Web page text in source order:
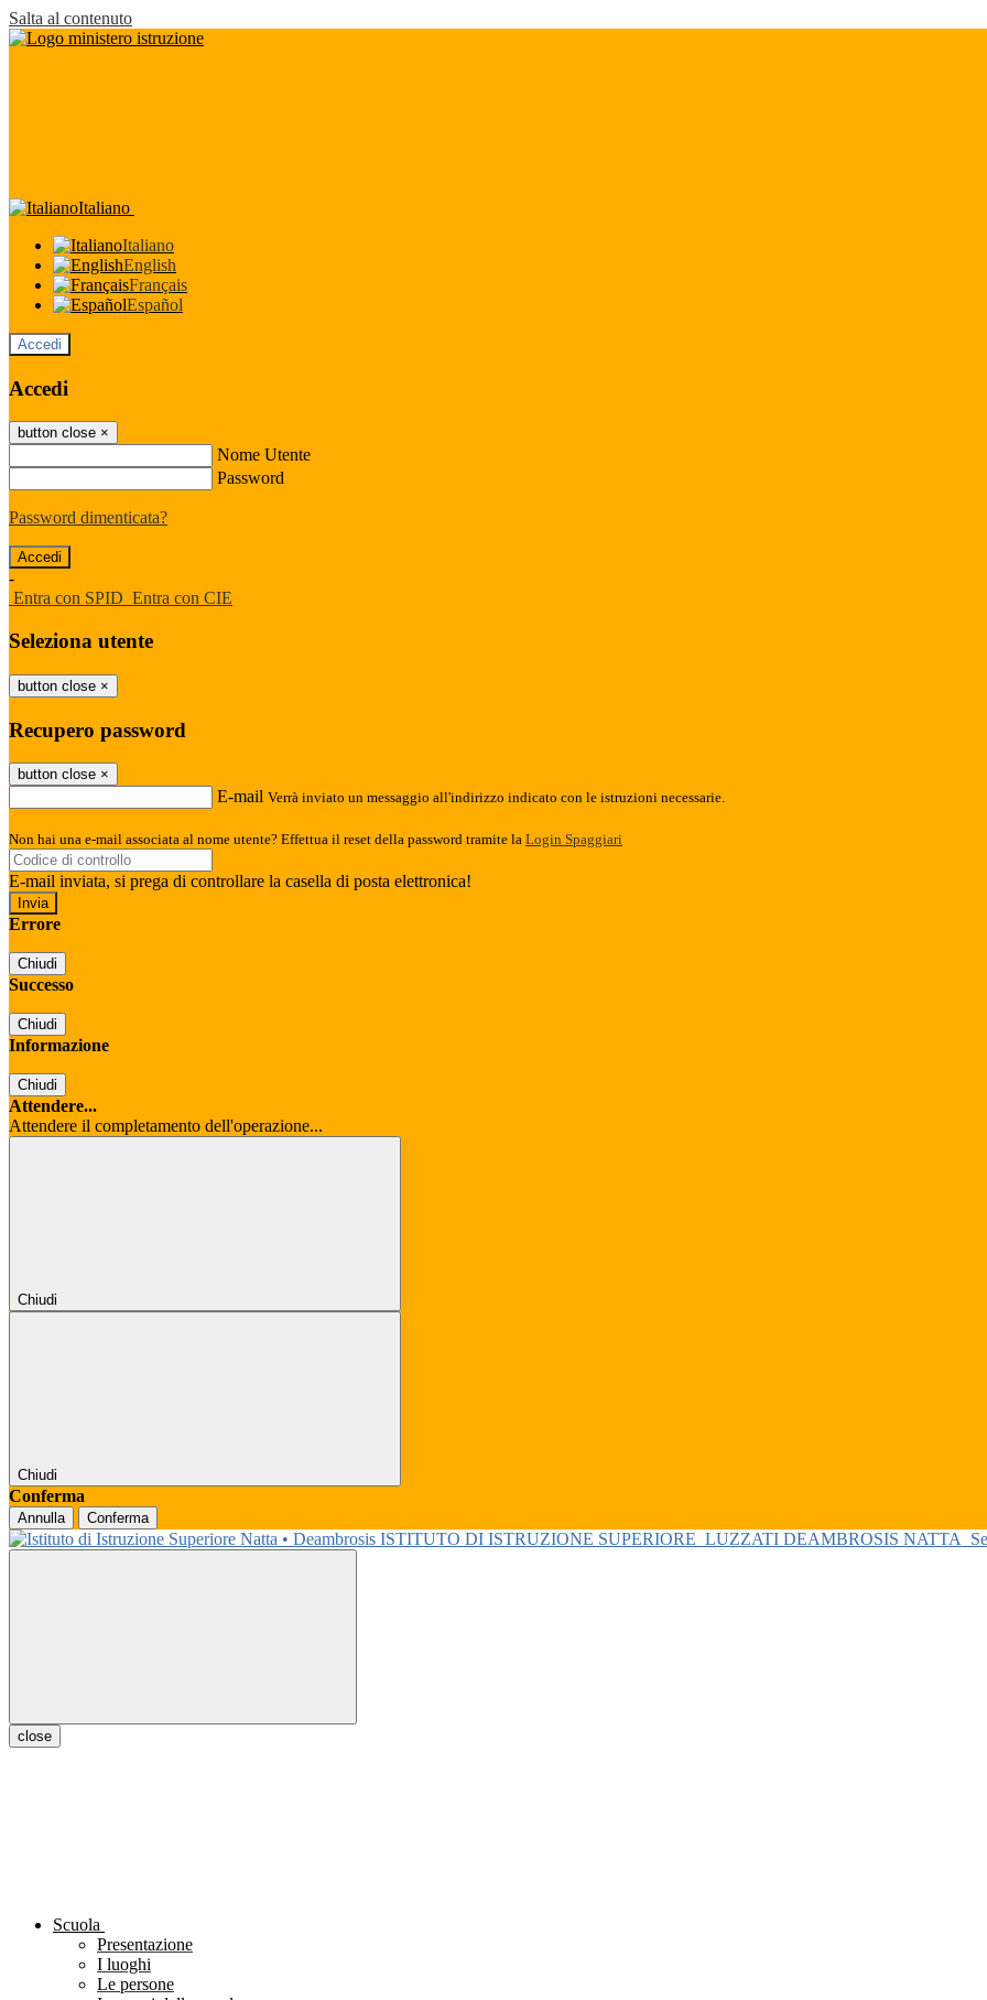
Salta al contenuto
Italiano
Italiano
English
Français
Español
Accedi
Accedi
button close ×
Nome Utente
Password
Password dimenticata?
-
Entra con SPID Entra con CIE
Seleziona utente
button close ×
Recupero password
button close ×
E-mail Verrà inviato un messaggio all'indirizzo indicato con le istruzioni necessarie.
Non hai una e-mail associata al nome utente? Effettua il reset della password tramite la Login Spaggiari
E-mail inviata, si prega di controllare la casella di posta elettronica!
Errore
Chiudi
Successo
Chiudi
Informazione
Chiudi
Attendere...
Attendere il completamento dell'operazione...
Chiudi
Chiudi
Conferma
Annulla Conferma
ISTITUTO DI ISTRUZIONE SUPERIORE LUZZATI DEAMBROSIS NATTA
close
Scuola
Presentazione
I luoghi
Le persone